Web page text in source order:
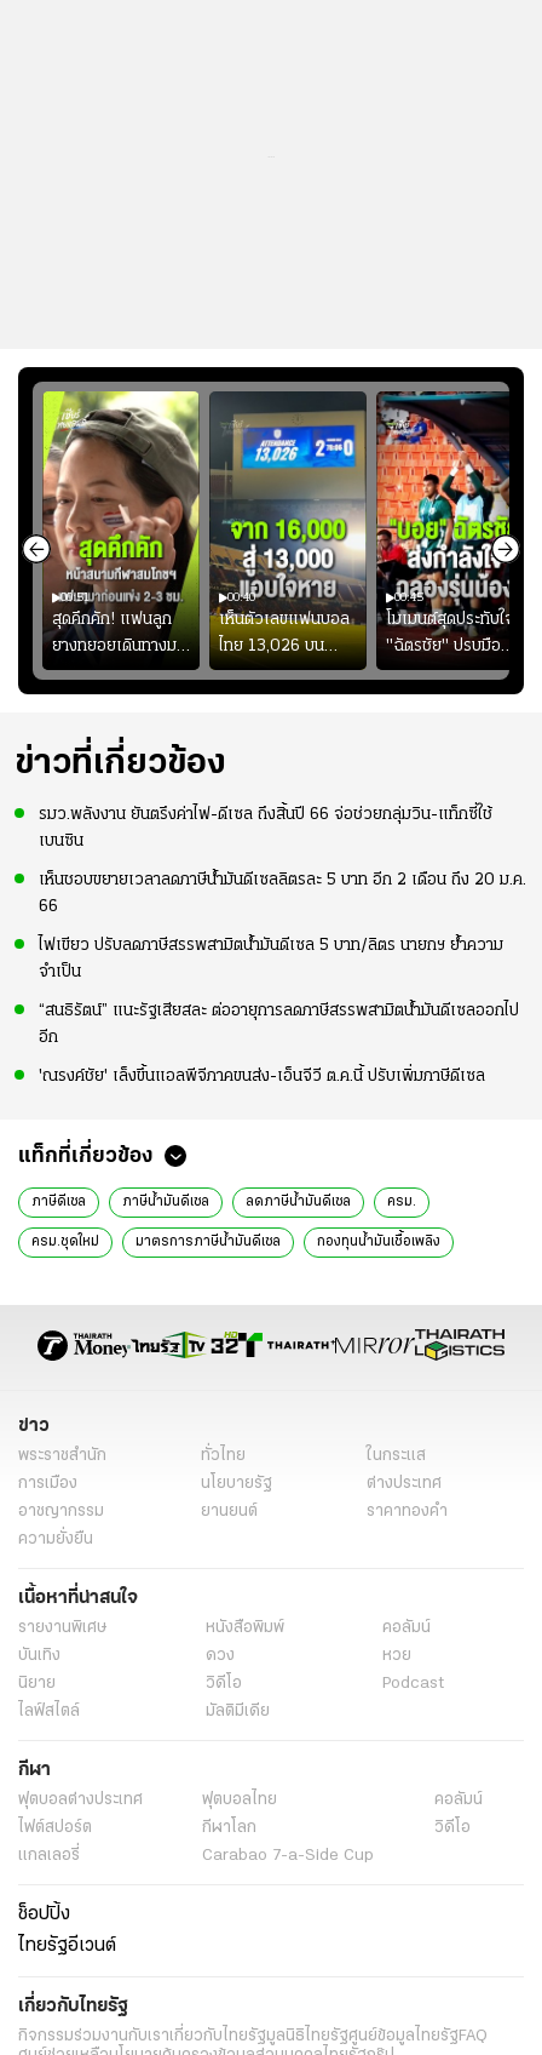
00:51
สุดคึกคัก! แฟนลูก
ยางทยอยเดินทางมา
หน้าสนามกีฬา
สมโภชฯ กันอย่าง
2-3 ชั่วโมง
00:40
เห็นตัวเลขแฟนบอล
ไทย 13,026 บน
สกอร์บอร์ดแล้วแอบ
ใจหาย น้อยกว่านัดที่
อย่างเห็นได้ชัด
00:45
โมเมนต์สุดประทับใจ!
"ฉัตรชัย" ปรบมือ
ฉลองประตูแรกให้
ดาวรุ่ง "เจะฮานาฟี"
ข่าวที่เกี่ยวข้อง
รมว.พลังงาน ยันตรึงค่าไฟ-ดีเซล ถึงสิ้นปี 66 จ่อช่วยกลุ่มวิน-แท็กซี่ใช้
เบนซิน
เห็นชอบขยายเวลาลดภาษีน้ำมันดีเซลลิตรละ 5 บาท อีก 2 เดือน ถึง 20 ม.ค.
66
ไฟเขียว ปรับลดภาษีสรรพสามิตน้ำมันดีเซล 5 บาท/ลิตร นายกฯ ย้ำความ
จำเป็น
“สนธิรัตน์” แนะรัฐเสียสละ ต่ออายุการลดภาษีสรรพสามิตน้ำมันดีเซลออกไป
อีก
'ณรงค์ชัย' เล็งขึ้นแอลพีจีภาคขนส่ง-เอ็นจีวี ต.ค.นี้ ปรับเพิ่มภาษีดีเซล
แท็กที่เกี่ยวข้อง
ภาษีดีเซล ภาษีน้ำมันดีเซล ลดภาษีน้ำมันดีเซล ครม.
ครม.ชุดใหม่ มาตรการภาษีน้ำมันดีเซล กองทุนน้ำมันเชื้อเพลิง
ข่าวการเมือง
ข่าว
พระราชสำนัก ทั่วไทย
ในกระแส
การเมือง
นโยบายรัฐ
ต่างประเทศ
อาชญากรรม
ยานยนต์
ราคาทองคำ
ความยั่งยืน
เนื้อหาที่น่าสนใจ
รายงานพิเศษ หนังสือพิมพ์
คอลัมน์
บันเทิง
ดวง
หวย
นิยาย
วิดีโอ
Podcast
ไลฟ์สไตล์
มัลติมีเดีย
กีฬา
ฟุตบอลต่่างประเทศ ฟุตบอลไทย
คอลัมน์
ไฟต์สปอร์ต
กีฬาโลก
วิดีโอ
แกลเลอรี่
Carabao 7-a-Side Cup
ช็อปปิ้ง
ไทยรัฐอีเวนต์
เกี่ยวกับไทยรัฐ
กิจกรรมร่วมงานกับเราเกี่ยวกับไทยรัฐมูลนิธิไทยรัฐศูนย์ข้อมูลไทยรัฐFAQ